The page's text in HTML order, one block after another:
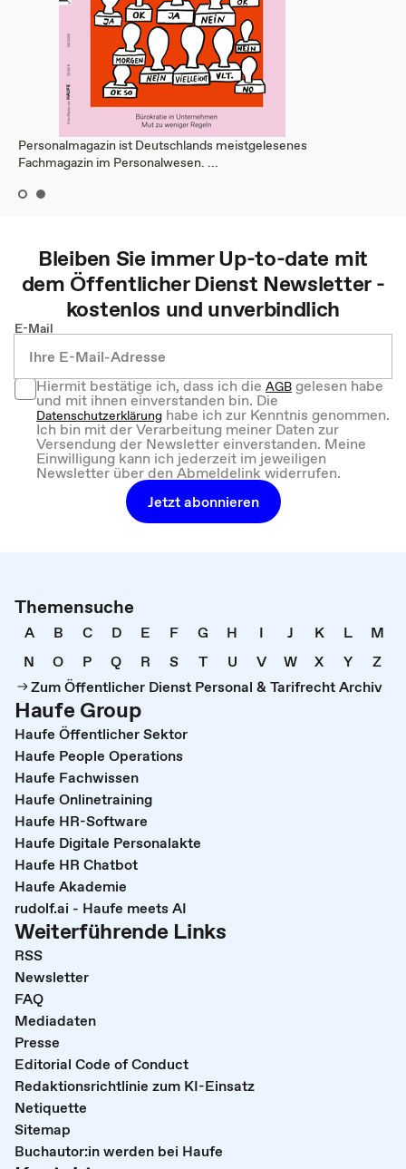
Personalmagazin ist Deutschlands meistgelesenes
Fachmagazin im Personalwesen. ...
Bleiben Sie immer Up-to-date mit
dem Öffentlicher Dienst Newsletter -
kostenlos und unverbindlich
E-Mail
Hiermit bestätige ich, dass ich dieAGBgelesen habe
und mit ihnen einverstanden bin. Die
Datenschutzerklärung habe ich zur Kenntnis genommen.
Ich bin mit der Verarbeitung meiner Daten zur
Versendung der Newsletter einverstanden. Meine
Einwilligung kann ich jederzeit im jeweiligen
Newsletter über den Abmeldelink widerrufen.
Jetzt abonnieren
Themensuche
A B C D E F G H I J K L
M
N
O P Q R S T U V W X Y
Z
Zum Öffentlicher Dienst Personal & Tarifrecht Archiv
Haufe Group
Haufe Öffentlicher Sektor
Haufe People Operations
Haufe Fachwissen
Haufe Onlinetraining
Haufe HR-Software
Haufe Digitale Personalakte
Haufe HR Chatbot
Haufe Akademie
rudolf.ai - Haufe meets AI
Weiterführende Links
RSS
Newsletter
FAQ
Mediadaten
Presse
Editorial Code of Conduct
Redaktionsrichtlinie zum KI-Einsatz
Netiquette
Sitemap
Buchautor:in werden bei Haufe